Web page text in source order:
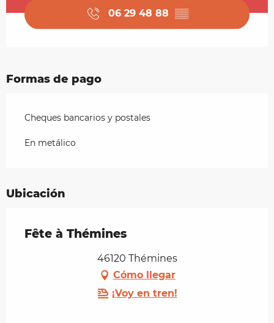
06 29 48 88 ▒▒
Formas de pago
Cheques bancarios y postales
En metálico
Ubicación
Fête à Thémines
46120 Thémines
Cómo llegar
¡Voy en tren!